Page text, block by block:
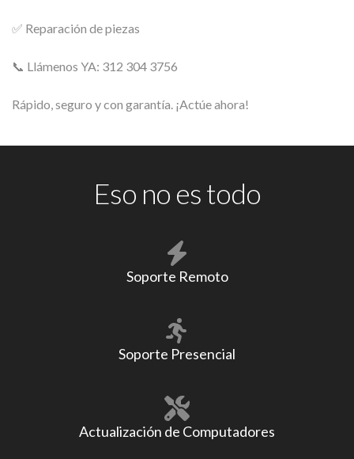
✅ Reparación de piezas
📞 Llámenos YA: 312 304 3756
Rápido, seguro y con garantía. ¡Actúe ahora!
Eso no es todo
Soporte Remoto
Soporte Presencial
Actualización de Computadores